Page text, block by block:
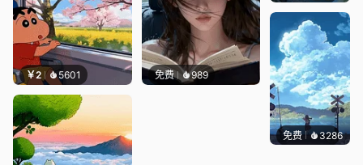
￥2 5601 免费 989
免费 3286星梦